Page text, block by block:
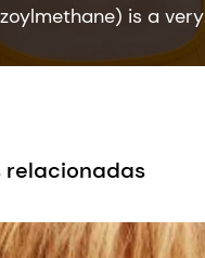
is a very
UVA absorber for
and can also
relacionadas